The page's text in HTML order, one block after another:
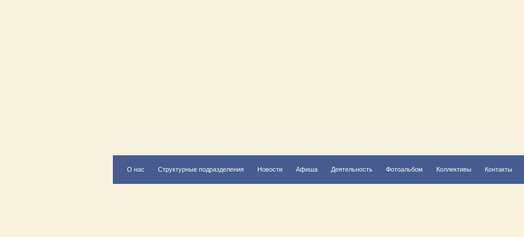
О нас Структурные подразделения Новости Афиша Деятельность Фотоальбом Коллективы Контакты